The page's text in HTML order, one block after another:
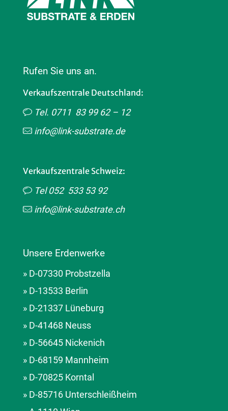
Rufen Sie uns an.
Verkaufszentrale Deutschland:
Tel. 0711 83 99 62 – 12
info@link-substrate.de
Verkaufszentrale Schweiz:
Tel 052 533 53 92
info@link-substrate.ch
Unsere Erdenwerke
» D-07330 Probstzella
» D-13533 Berlin
» D-21337 Lüneburg
» D-41468 Neuss
» D-56645 Nickenich
» D-68159 Mannheim
» D-70825 Korntal
» D-85716 Unterschleißheim